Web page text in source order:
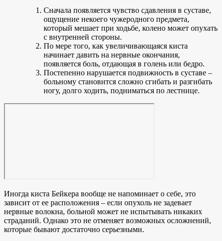
Сначала появляется чувство сдавления в суставе,
ощущение некоего чужеродного предмета,
который мешает при ходьбе, колено может опухать
с внутренней стороны.
По мере того, как увеличивающаяся киста
начинает давить на нервные окончания,
появляется боль, отдающая в голень или бедро.
Постепенно нарушается подвижность в суставе –
больному становится сложно сгибать и разгибать
ногу, долго ходить, подниматься по лестнице.
Иногда киста Бейкера вообще не напоминает о себе, это
зависит от ее расположения – если опухоль не задевает
нервные волокна, больной может не испытывать никаких
страданий. Однако это не отменяет возможных осложнений,
которые бывают достаточно серьезными.